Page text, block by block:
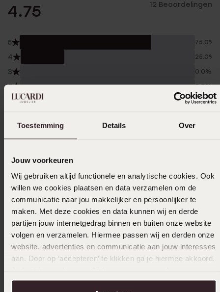
Toestemming Details Over
Jouw voorkeuren
Wij gebruiken altijd functionele en analytische cookies. Ook
willen we cookies plaatsen en data verzamelen om de
communicatie naar jou makkelijker en persoonlijker te
maken. Met deze cookies en data kunnen wij en derde
partijen jouw internetgedrag binnen en buiten onze website
volgen en verzamelen. Hiermee passen wij en derden onze
website, advertenties en communicatie aan jouw interesses
aan. Door op ‘accepteren’ te klikken ga je hiermee akkoord.
over in onscookiebeleid.
4.75 12 Beoordelingen
5 75.0%
4 25.0%
3 0.0%
2 0.0%
0.0%
Verzameld onder de Gebruiksvoorwaarden
van
15-06-2025 - Jill V.
19-12-2024 - M D.